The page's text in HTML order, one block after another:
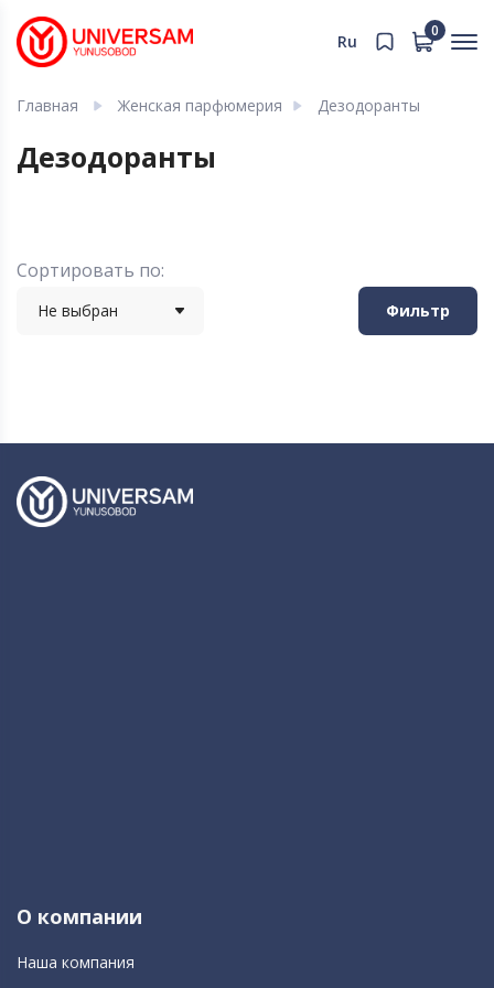
Ru
0
Главная Женская парфюмерия Дезодоранты
Дезодоранты
Сортировать по:
Не выбран Фильтр
О компании
Наша компания